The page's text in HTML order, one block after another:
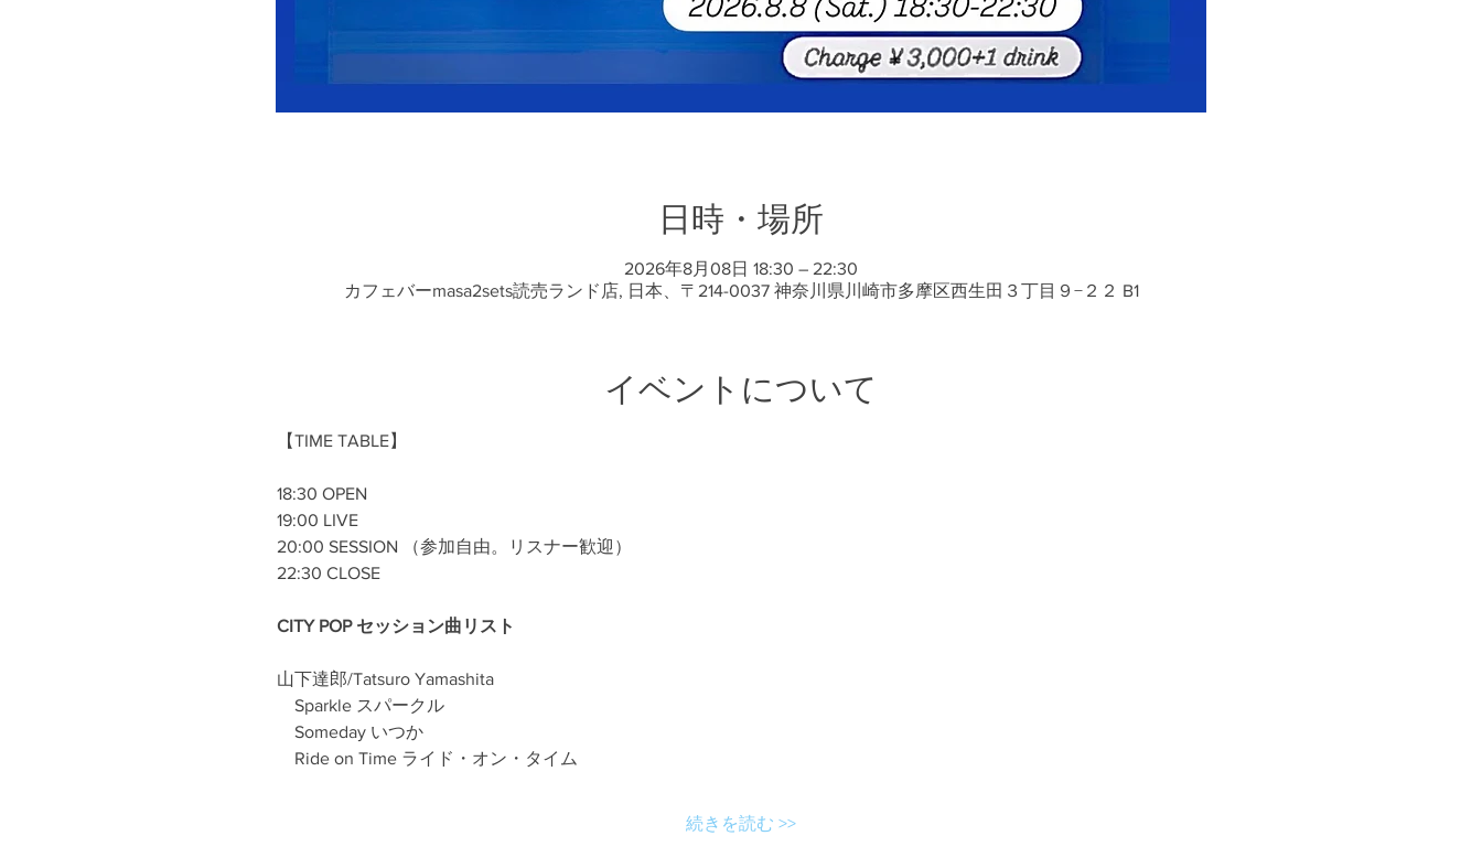
日時・場所
2026年8月08日 18:30 – 22:30
カフェバーmasa2sets読売ランド店, 日本、〒214-0037 神奈川県川崎市多摩区西生田３丁目９−２２ B1
イベントについて
【TIME TABLE】
18:30 OPEN
19:00 LIVE
20:00 SESSION （参加自由。リスナー歓迎）
22:30 CLOSE
CITY POP セッション曲リスト
山下達郎/Tatsuro Yamashita
Sparkle スパークル
Someday いつか
Ride on Time ライド・オン・タイム
続きを読む >>